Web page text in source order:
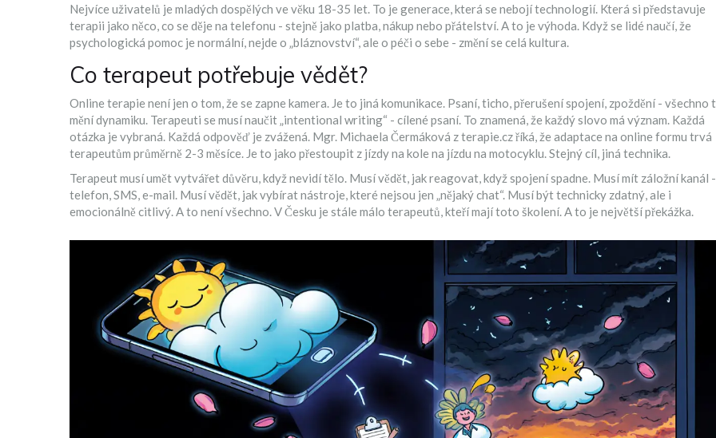
Nejvíce uživatelů je mladých dospělých ve věku 18-35 let. To je generace, která se nebojí technologií. Která si představuje
terapii jako něco, co se děje na telefonu - stejně jako platba, nákup nebo přátelství. A to je výhoda. Když se lidé naučí, že
psychologická pomoc je normální, nejde o „bláznovství“, ale o péči o sebe - změní se celá kultura.
Co terapeut potřebuje vědět?
Online terapie není jen o tom, že se zapne kamera. Je to jiná komunikace. Psaní, ticho, přerušení spojení, zpoždění - všechno
mění dynamiku. Terapeuti se musí naučit „intentional writing“ - cílené psaní. To znamená, že každý slovo má význam. Každá
otázka je vybraná. Každá odpověď je zvážená. Mgr. Michaela Čermáková z terapie.cz říká, že adaptace na online formu trvá
terapeutům průměrně 2-3 měsíce. Je to jako přestoupit z jízdy na kole na jízdu na motocyklu. Stejný cíl, jiná technika.
Terapeut musí umět vytvářet důvěru, když nevidí tělo. Musí vědět, jak reagovat, když spojení spadne. Musí mít záložní kanál -
telefon, SMS, e-mail. Musí vědět, jak vybírat nástroje, které nejsou jen „nějaký chat“. Musí být technicky zdatný, ale i
emocionálně citlivý. A to není všechno. V Česku je stále málo terapeutů, kteří mají toto školení. A to je největší překážka.